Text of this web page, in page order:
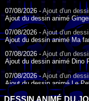
07/08/2026 - Ajout d'un
Ajout du dessin animé
07/08/2026 - Ajout d'un
Ajout du dessin animé Ma
07/08/2026 -Ajout d'un
Ajout du dessin animé Dino
07/08/2026 -Ajout d'un
Ajout du dessin animé Le
07/08/2026 - Ajout d'un